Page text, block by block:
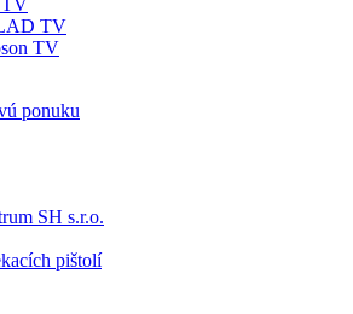
TV
TV
ponuku
SH s.r.o.
pištolí